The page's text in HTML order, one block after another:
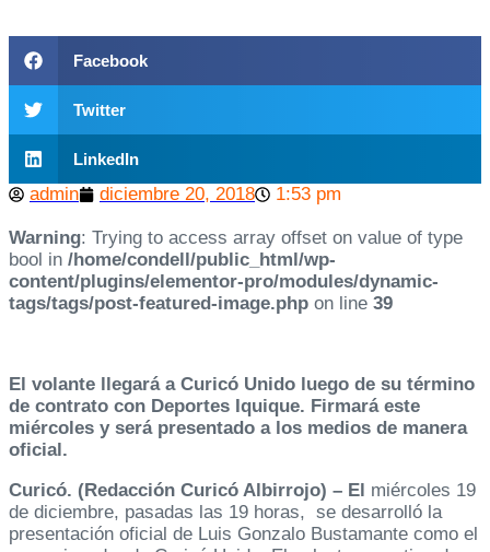
Facebook
Twitter
LinkedIn
admin diciembre 20, 2018 1:53 pm
Warning: Trying to access array offset on value of type
bool in /home/condell/public_html/wp-
content/plugins/elementor-pro/modules/dynamic-
tags/tags/post-featured-image.php on line 39
El volante llegará a Curicó Unido luego de su término
de contrato con Deportes Iquique. Firmará este
miércoles y será presentado a los medios de manera
oficial.
Curicó. (Redacción Curicó Albirrojo) – El miércoles 19
de diciembre, pasadas las 19 horas, se desarrolló la
presentación oficial de Luis Gonzalo Bustamante como el